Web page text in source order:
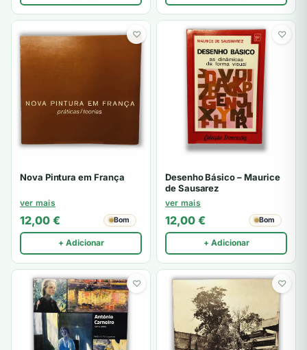
♡
Nova Pintura em França
ver mais
12,00 € Bom
+ Adicionar
♡
Desenho Básico – Maurice
de Sausarez
ver mais
12,00 € Bom
+ Adicionar
♡ ♡